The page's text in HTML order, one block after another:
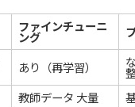
ファインチューニ
ング
あり（再学習）
教師データ 大量